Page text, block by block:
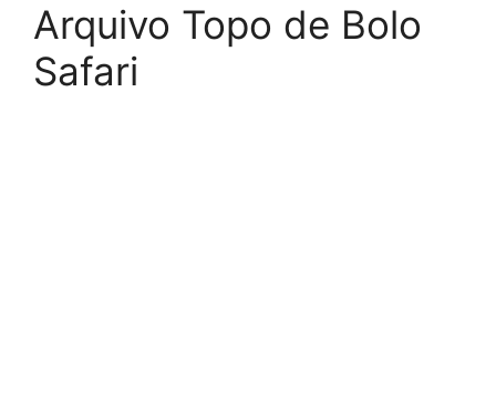
Arquivo Topo de Bolo
Safari